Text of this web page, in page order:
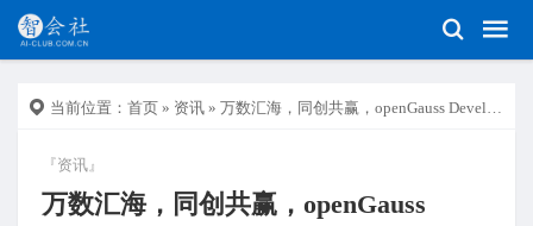
当前位置： 首页 » 资讯 » 万数汇海，同创共赢，openGauss Developer Day 2024圆满举办
『资讯』
万数汇海，同创共赢，openGauss